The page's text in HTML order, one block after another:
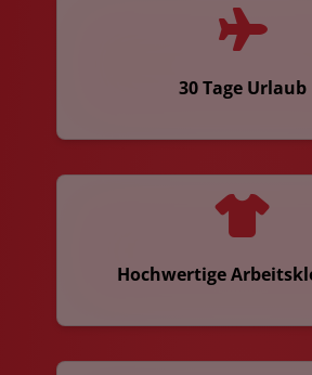
30 Tage Urlaub
Hochwertige